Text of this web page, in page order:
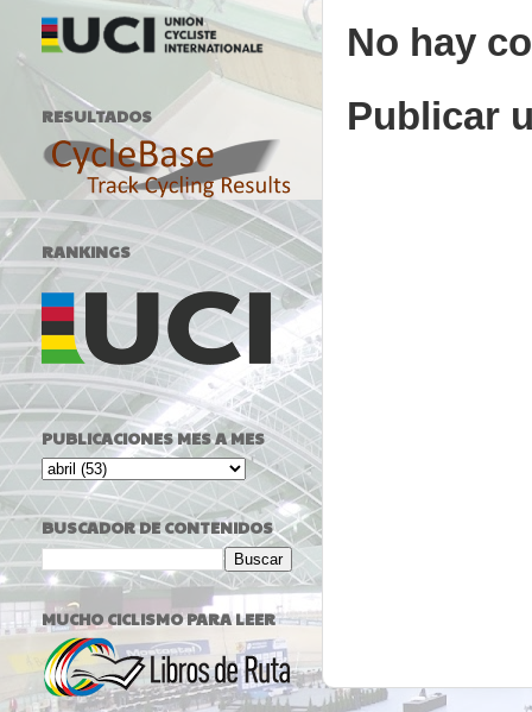
No hay
Publicar
RESULTADOS
RANKINGS
PUBLICACIONES MES A MES
BUSCADOR DE CONTENIDOS
MUCHO CICLISMO PARA LEER